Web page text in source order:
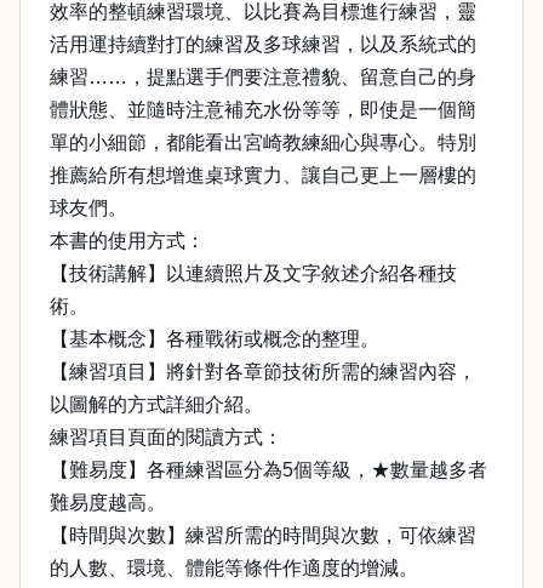
效率的整頓練習環境、以比賽為目標進行練習，靈
活用運持續對打的練習及多球練習，以及系統式的
練習……，提點選手們要注意禮貌、留意自己的身
體狀態、並隨時注意補充水份等等，即使是一個簡
單的小細節，都能看出宮崎教練細心與專心。特別
推薦給所有想增進桌球實力、讓自己更上一層樓的
球友們。
本書的使用方式：
【技術講解】以連續照片及文字敘述介紹各種技
術。
【基本概念】各種戰術或概念的整理。
【練習項目】將針對各章節技術所需的練習內容，
以圖解的方式詳細介紹。
練習項目頁面的閱讀方式：
【難易度】各種練習區分為5個等級，★數量越多者
難易度越高。
【時間與次數】練習所需的時間與次數，可依練習
的人數、環境、體能等條件作適度的增減。